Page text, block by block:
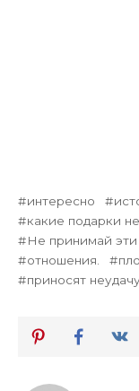
интересно
какие подарки
Не принимай эти
отношения.
приносят